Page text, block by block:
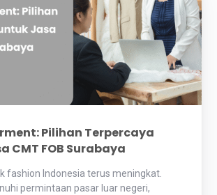
Pilihan Terpercaya
CMT FOB Surabaya
fashion Indonesia terus meningkat.
permintaan pasar luar negeri,